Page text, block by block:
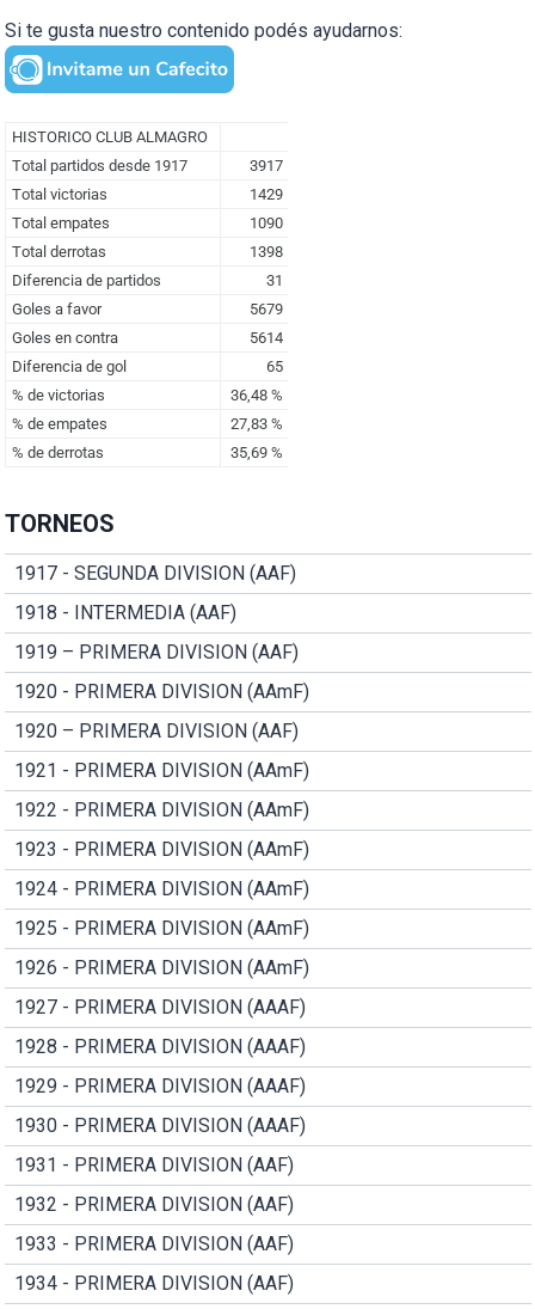
Si te gusta nuestro contenido podés ayudarnos:
TORNEOS
1917 - SEGUNDA DIVISION (AAF)
1918 - INTERMEDIA (AAF)
1919 – PRIMERA DIVISION (AAF)
1920 - PRIMERA DIVISION (AAmF)
1920 – PRIMERA DIVISION (AAF)
1921 - PRIMERA DIVISION (AAmF)
1922 - PRIMERA DIVISION (AAmF)
1923 - PRIMERA DIVISION (AAmF)
1924 - PRIMERA DIVISION (AAmF)
1925 - PRIMERA DIVISION (AAmF)
1926 - PRIMERA DIVISION (AAmF)
1927 - PRIMERA DIVISION (AAAF)
1928 - PRIMERA DIVISION (AAAF)
1929 - PRIMERA DIVISION (AAAF)
1930 - PRIMERA DIVISION (AAAF)
1931 - PRIMERA DIVISION (AAF)
1932 - PRIMERA DIVISION (AAF)
1933 - PRIMERA DIVISION (AAF)
1934 - PRIMERA DIVISION (AAF)